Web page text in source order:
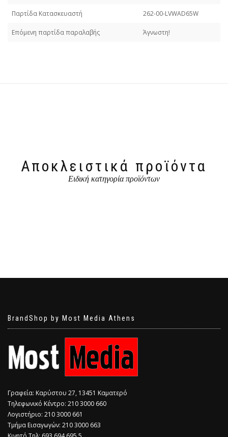
Παρτίδα Κατασκευαστή 262-00-LVWAD65W
Επόμενη παρτίδα παραλαβής Άγνωστη!
Αποκλειστικά προϊόντα
Ειδική κατηγορία προϊόντων
BrandShop by Most Media Athens
Γραφεία: Καρύστου 27, 13451 Καματερό
Τηλεφωνικό Κέντρο: 210 3000 660
Λογιστήριο: 210 3000 661
Τμήμα Εισαγωγών: 210 3000 663